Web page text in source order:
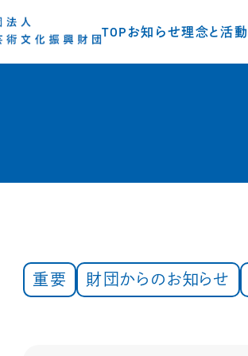
TOPお知らせ理念と活動
重要 財団からのお知らせ